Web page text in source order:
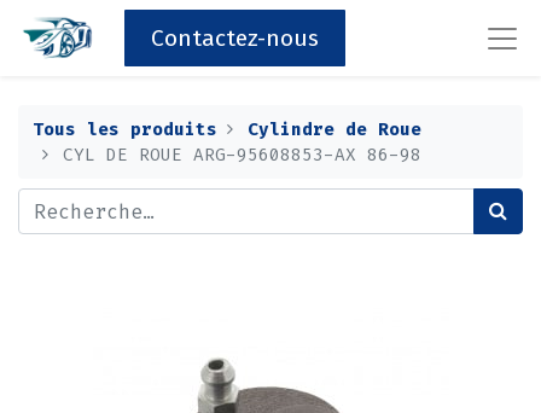
Contactez-nous
Tous les produits
Cylindre de Roue
CYL DE ROUE ARG-95608853-AX 86-98